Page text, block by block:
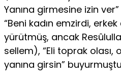
Yanına girmesine izin
“Beni kadın emzirdi,
yürütmüş, ancak
sellem), “Eli toprak olası,
yanına girsin”